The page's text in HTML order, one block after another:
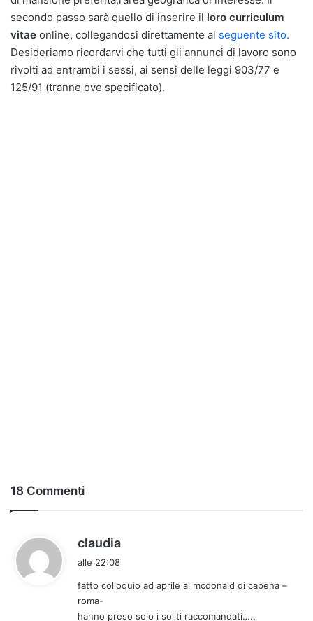
secondo passo sarà quello di inserire il loro curriculum
vitae online, collegandosi direttamente al seguente sito.
Desideriamo ricordarvi che tutti gli annunci di lavoro sono
rivolti ad entrambi i sessi, ai sensi delle leggi 903/77 e
125/91 (tranne ove specificato).
18 Commenti
claudia
e
alle 22:08
fatto colloquio ad aprile al mcdonald di capena –
roma-
hanno preso solo i soliti raccomandati…..